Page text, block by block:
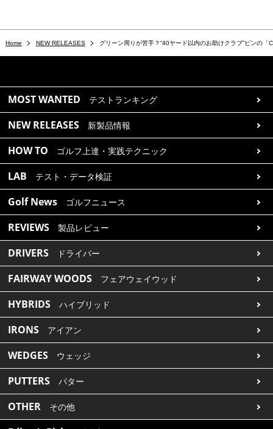
Home NEW RELEASES グリーン周りが苦手？“40ヤード以内のお助けクラブ”ピンの
MOST WANTED テストランキング
NEW RELEASES 新製品情報
HOW TO ゴルフ上達・実践テクニック
LAB テスト・データ検証
Golf News ゴルフニュース
REVIEWS 製品レビュー
DRIVERS ドライバー
FAIRWAY WOODS フェアウェイウッド
HYBRIDS ハイブリッド
IRONS アイアン
WEDGES ウェッジ
PUTTERS パター
OTHER その他